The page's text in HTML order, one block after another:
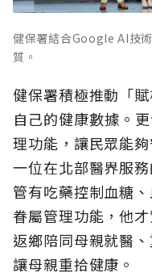
健保署結合Google AI技
質。
健保署積極推動「
自己的健康數據。
理功能，讓民眾能
一位在北部醫界服
管有吃藥控制血糖
眷屬管理功能，他
返鄉陪同母親就醫
讓母親重拾健康。